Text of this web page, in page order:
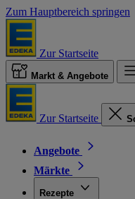
Zum Hauptbereich springen
Zur Startseite
Markt & Angebote
Zur Startseite
Angebote
Märkte
Rezepte